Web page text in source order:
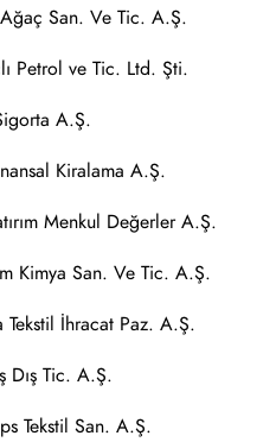
San. Ve Tic. A.Ş.
Petrol ve Tic. Ltd. Şti.
A.Ş.
Kiralama A.Ş.
Menkul Değerler A.Ş.
Kimya San. Ve Tic. A.Ş.
Tekstil İhracat Paz. A.Ş.
Dış Tic. A.Ş.
Tekstil San. A.Ş.